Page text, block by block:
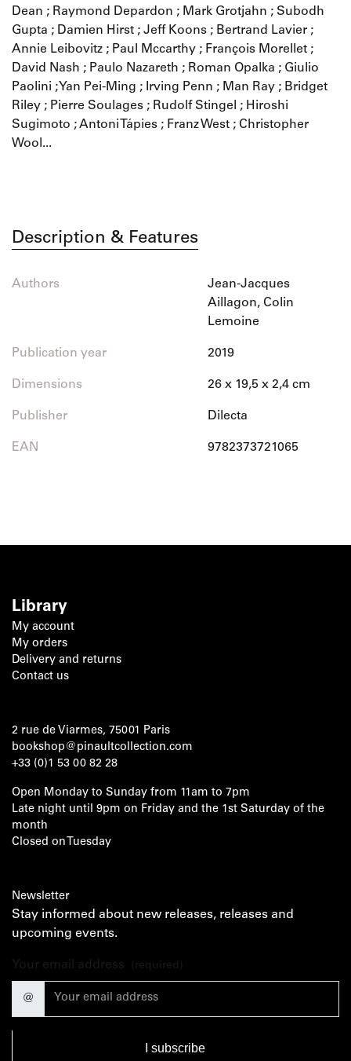
Dean ; Raymond Depardon ; Mark Grotjahn ; Subodh
Gupta ; Damien Hirst ; Jeff Koons ; Bertrand Lavier ;
Annie Leibovitz ; Paul Mccarthy ; François Morellet ;
David Nash ; Paulo Nazareth ; Roman Opalka ; Giulio
Paolini ; Yan Pei-Ming ; Irving Penn ; Man Ray ; Bridget
Riley ; Pierre Soulages ; Rudolf Stingel ; Hiroshi
Sugimoto ; Antoni Tápies ; Franz West ; Christopher
Wool...
Description & Features
Authors
Jean-Jacques
Aillagon, Colin
Lemoine
Publication year 2019
Dimensions 26 x 19,5 x 2,4 cm
Publisher Dilecta
EAN 9782373721065
Library
My account
My orders
Delivery and returns
Contact us
2 rue de Viarmes, 75001 Paris
bookshop@pinaultcollection.com
+33 (0)1 53 00 82 28
Open Monday to Sunday from 11am to 7pm
Late night until 9pm on Friday and the 1st Saturday of the
month
Closed on Tuesday
Newsletter
Stay informed about new releases, releases and
upcoming events.
Your email address (required)
@